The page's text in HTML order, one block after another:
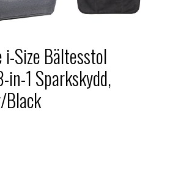
i-Size Bältesstol
in-1 Sparkskydd,
Black